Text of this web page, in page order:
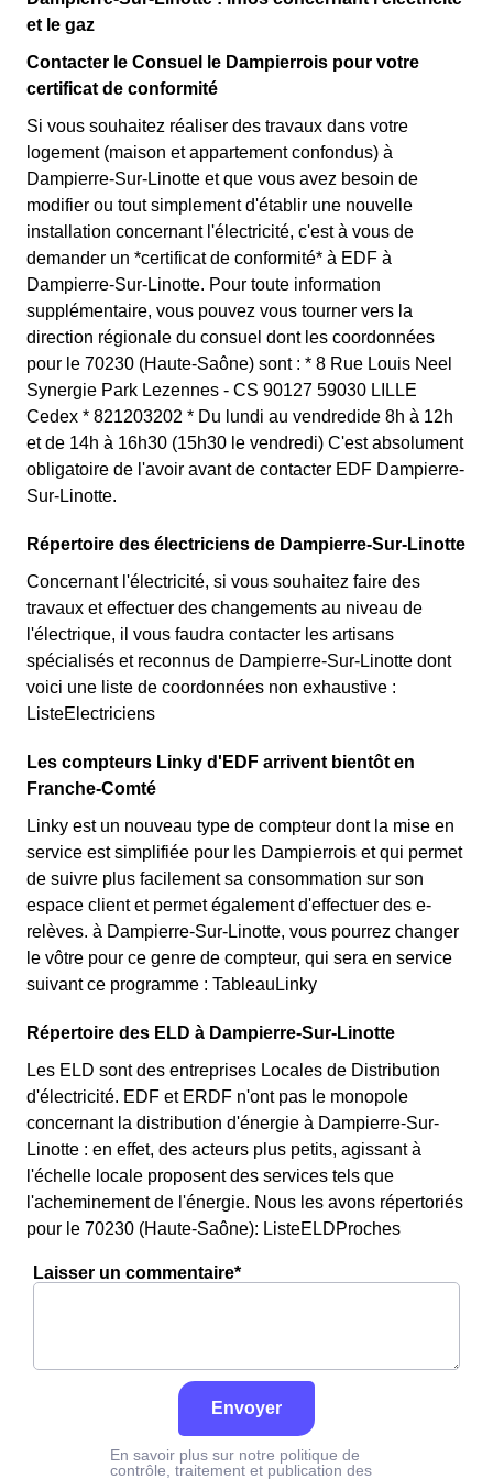
permettent ainsi de réduire sa facture d'électricité si l'on
Linotte. Ce tarif existe chez la plupart des fournisseurs
Dampierrois éligibles. 💡🏠
clients Dampierrois l'ayant choisie avant 1998. Elle
différencie deux tarifs : pendant 22 jours le prix de
l'électricité est quatre fois plus cher, tandis que tous les
autres jours de l'année, le prix est 20% moins cher par
rapport au tarif normal à Dampierre-Sur-Linotte. ⚡💸
et le gaz
Contacter le Consuel le Dampierrois pour votre
certificat de conformité
Si vous souhaitez réaliser des travaux dans votre
logement (maison et appartement confondus) à
Dampierre-Sur-Linotte et que vous avez besoin de
modifier ou tout simplement d'établir une nouvelle
installation concernant l'électricité, c'est à vous de
demander un *certificat de conformité* à EDF à
Dampierre-Sur-Linotte. Pour toute information
supplémentaire, vous pouvez vous tourner vers la
direction régionale du consuel dont les coordonnées
pour le 70230 (Haute-Saône) sont : * 8 Rue Louis Neel
Synergie Park Lezennes - CS 90127 59030 LILLE
Cedex * 821203202 * Du lundi au vendredide 8h à 12h
et de 14h à 16h30 (15h30 le vendredi) C'est absolument
obligatoire de l'avoir avant de contacter EDF Dampierre-
Sur-Linotte.
Répertoire des électriciens de Dampierre-Sur-Linotte
Concernant l'électricité, si vous souhaitez faire des
travaux et effectuer des changements au niveau de
l'électrique, il vous faudra contacter les artisans
spécialisés et reconnus de Dampierre-Sur-Linotte dont
voici une liste de coordonnées non exhaustive :
ListeElectriciens
Les compteurs Linky d'EDF arrivent bientôt en
Franche-Comté
Linky est un nouveau type de compteur dont la mise en
service est simplifiée pour les Dampierrois et qui permet
de suivre plus facilement sa consommation sur son
espace client et permet également d'effectuer des e-
relèves. à Dampierre-Sur-Linotte, vous pourrez changer
le vôtre pour ce genre de compteur, qui sera en service
suivant ce programme : TableauLinky
Répertoire des ELD à Dampierre-Sur-Linotte
Les ELD sont des entreprises Locales de Distribution
d'électricité. EDF et ERDF n'ont pas le monopole
concernant la distribution d'énergie à Dampierre-Sur-
Linotte : en effet, des acteurs plus petits, agissant à
l'échelle locale proposent des services tels que
l'acheminement de l'énergie. Nous les avons répertoriés
pour le 70230 (Haute-Saône): ListeELDProches
Laisser un commentaire*
Envoyer
En savoir plus sur notre politique de
contrôle, traitement et publication des